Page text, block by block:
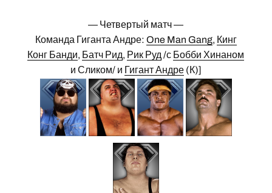
— Четвертый матч —
Команда Гиганта Андре: One Man Gang, Кинг
Конг Банди, Батч Рид, Рик Руд /с Бобби Хинаном
и Сликом/ и Гигант Андре(К)]